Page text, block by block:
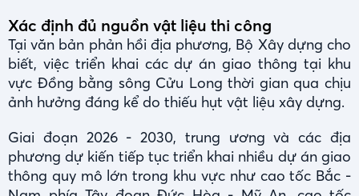
Xác định đủ nguồn vật liệu thi công
Tại văn bản phản hồi địa phương, Bộ Xây dựng cho
biết, việc triển khai các dự án giao thông tại khu
vực Đồng bằng sông Cửu Long thời gian qua chịu
ảnh hưởng đáng kể do thiếu hụt vật liệu xây dựng.
Giai đoạn 2026 - 2030, trung ương và các địa
phương dự kiến tiếp tục triển khai nhiều dự án giao
thông quy mô lớn trong khu vực như cao tốc Bắc -